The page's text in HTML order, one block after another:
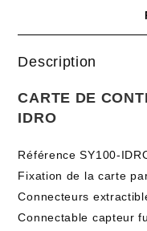
Description
CARTE DE
IDRO
Référence SY100-
Fixation de la carte
Connecteurs
Connectable capteur